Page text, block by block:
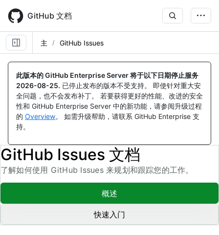
main
content
GitHub 文档
主 GitHub Issues
此版本的 GitHub Enterprise Server 将于以下日期停止服务
2026-08-25. 已停止发布的版本不受支持。 即使针对重大安
全问题，也不会发布补丁。 若要获得更好的性能、改进的安全
性和 GitHub Enterprise Server 中的新功能，请参阅升级过程
的 Overview。 如需升级帮助，请联系 GitHub Enterprise 支
持。
GitHub Issues 文档
了解如何使用 GitHub Issues 来规划和跟踪您的工作。
概述
快速入门